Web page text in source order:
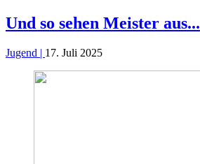
Und so sehen Meister aus...
Jugend | 17. Juli 2025